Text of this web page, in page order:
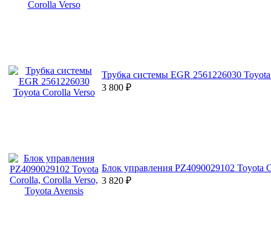
Трубка системы EGR 2561226030
3 800 ₽
Блок управления PZ4090029102 Toyota
3 820 ₽